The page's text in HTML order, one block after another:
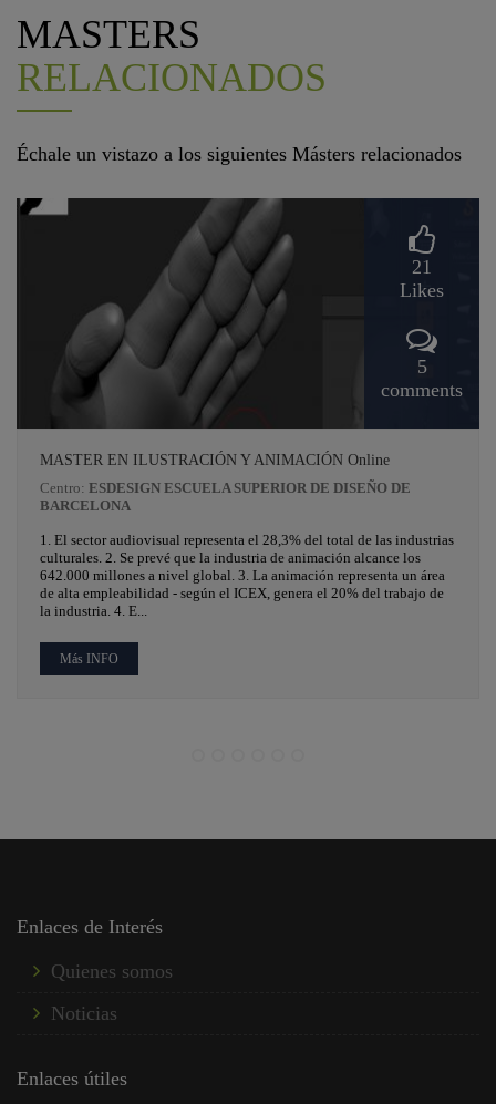
MASTERS
RELACIONADOS
Échale un vistazo a los siguientes Másters relacionados
21
Likes
5
comments
MASTER EN ILUSTRACIÓN Y ANIMACIÓN Online
Centro: ESDESIGN ESCUELA SUPERIOR DE DISEÑO DE
BARCELONA
1. El sector audiovisual representa el 28,3% del total de las industrias
culturales. 2. Se prevé que la industria de animación alcance los
642.000 millones a nivel global. 3. La animación representa un área
de alta empleabilidad - según el ICEX, genera el 20% del trabajo de
la industria. 4. E...
Más INFO
Enlaces de Interés
Quienes somos
Noticias
Enlaces útiles